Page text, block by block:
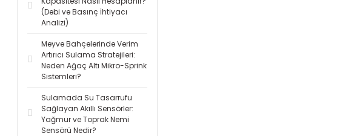
(Debi ve Basınç İhtiyacı
Analizi)
Meyve Bahçelerinde Verim
Artırıcı Sulama Stratejileri:
Neden Ağaç Altı Mikro-Sprink
Sistemleri?
Sulamada Su Tasarrufu
Sağlayan Akıllı Sensörler:
Yağmur ve Toprak Nemi
Sensörü Nedir?